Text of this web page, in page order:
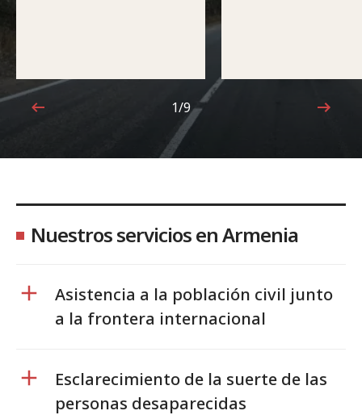
1de9
1/9
Nuestros servicios en Armenia
Asistencia a la población civil junto
a la frontera internacional
Esclarecimiento de la suerte de las
personas desaparecidas